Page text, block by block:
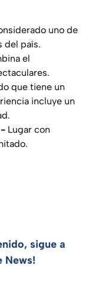
uno de
del país.
el
que tiene un
incluye un
- Lugar con
sigue a
News!